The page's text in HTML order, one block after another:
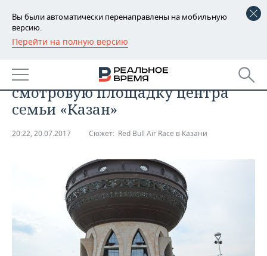
Вы были автоматически перенаправлены на мобильную
версию.
Перейти на полную версию
РЕГИОНЫ
БАШКОРТОСТАН
ТАТАРСТАН
НОВОСТИ
АНАЛИТИКА
КОРОЛИ ГОСЗАКАЗА ПФО
ВУЗЫ ТАТАРСТАНА
КОМУ ПРИНАДЛЕЖАТ
ТОРГОВЫЕ ЦЕНТРЫ
БЮДЖЕТ
ПРОМЫШЛЕННОСТИ
АГРОПРОМ
МАШИНОСТРОЕНИЕ
НЕДВИЖИМОСТЬ
НОВОСТИ НЕДВИЖИМОСТИ
НОВОСТИ АВТО
БИЗНЕС
Bull Air Race в Казани закроют
смотровую площадку центра
семьи «Казан»
20:22, 20.07.2017 Сюжет: Red Bull Air Race в Казани